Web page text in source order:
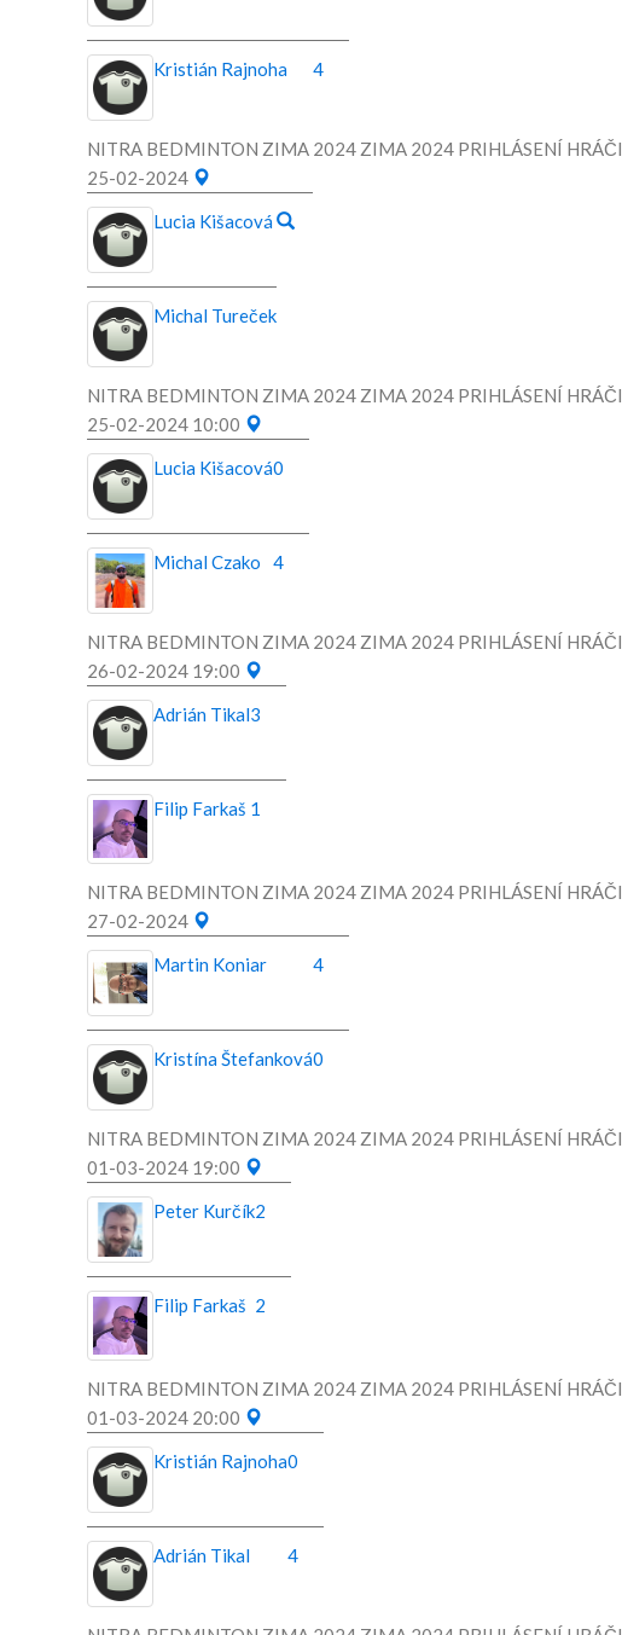
Kristián Rajnoha 4
NITRA BEDMINTON ZIMA 2024 ZIMA 2024 PRIHLÁSENÍ HRÁČI
25-02-2024
Lucia Kišacová
Michal Tureček
NITRA BEDMINTON ZIMA 2024 ZIMA 2024 PRIHLÁSENÍ HRÁČI
25-02-2024 10:00
Lucia Kišacová0
Michal Czako 4
NITRA BEDMINTON ZIMA 2024 ZIMA 2024 PRIHLÁSENÍ HRÁČI
26-02-2024 19:00
Adrián Tikal3
Filip Farkaš 1
NITRA BEDMINTON ZIMA 2024 ZIMA 2024 PRIHLÁSENÍ HRÁČI
27-02-2024
Martin Koniar
4
Kristína Štefanková0
NITRA BEDMINTON ZIMA 2024 ZIMA 2024 PRIHLÁSENÍ HRÁČI
01-03-2024 19:00
Peter Kurčík2
Filip Farkaš 2
NITRA BEDMINTON ZIMA 2024 ZIMA 2024 PRIHLÁSENÍ HRÁČI
01-03-2024 20:00
Kristián Rajnoha0
Adrián Tikal 4